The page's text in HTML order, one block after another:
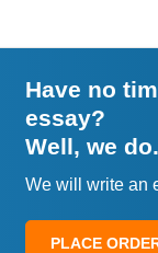
Have no
essay?
Well, we do.
We will write an
PLACE